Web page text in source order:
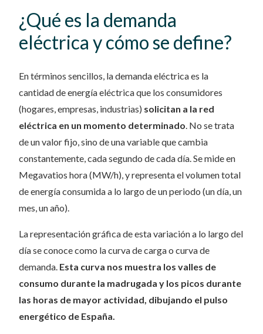
¿Qué es la demanda
eléctrica y cómo se define?
En términos sencillos, la demanda eléctrica es la
cantidad de energía eléctrica que los consumidores
(hogares, empresas, industrias) solicitan a la red
eléctrica en un momento determinado. No se trata
de un valor fijo, sino de una variable que cambia
constantemente, cada segundo de cada día. Se mide en
Megavatios hora (MW/h), y representa el volumen total
de energía consumida a lo largo de un periodo (un día, un
mes, un año).
La representación gráfica de esta variación a lo largo del
día se conoce como la curva de carga o curva de
demanda. Esta curva nos muestra los valles de
consumo durante la madrugada y los picos durante
las horas de mayor actividad, dibujando el pulso
energético de España.